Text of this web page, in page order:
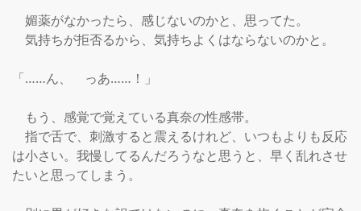
媚薬がなかったら、感じないのかと、思ってた。
気持ちが拒否るから、気持ちよくはならないのかと。
「……ん、　っあ……！」
もう、感覚で覚えている真奈の性感帯。
指で舌で、刺激すると震えるけれど、いつもよりも反応
は小さい。我慢してるんだろうなと思うと、早く乱れさせ
たいと思ってしまう。